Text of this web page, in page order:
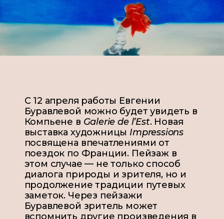
С 12 апреля работы Евгении
Буравлевой можно будет увидеть в
Компьене в Galerie de l’Est. Новая
выставка художницы Impressions
посвящена впечатлениями от
поездок по Франции. Пейзаж в
этом случае — не только способ
диалога природы и зрителя, но и
продолжение традиции путевых
заметок. Через пейзажи
Буравлевой зритель может
вспомнить другие произведения в